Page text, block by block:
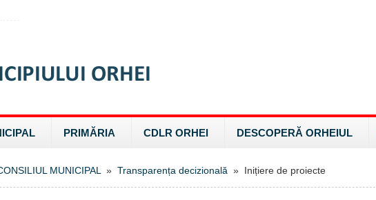
PRIMĂRIA CDLR ORHEI DESCOPERĂ ORHEIUL
MUNICIPAL » Transparența decizională » Inițiere de proiecte